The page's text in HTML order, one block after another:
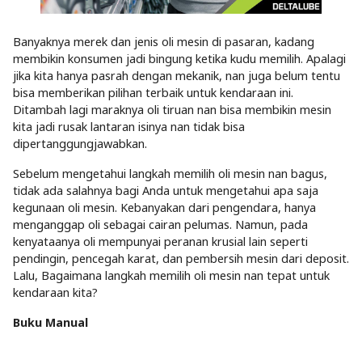
Banyaknya merek dan jenis oli mesin di pasaran, kadang
membikin konsumen jadi bingung ketika kudu memilih. Apalagi
jika kita hanya pasrah dengan mekanik, nan juga belum tentu
bisa memberikan pilihan terbaik untuk kendaraan ini.
Ditambah lagi maraknya oli tiruan nan bisa membikin mesin
kita jadi rusak lantaran isinya nan tidak bisa
dipertanggungjawabkan.
Sebelum mengetahui langkah memilih oli mesin nan bagus,
tidak ada salahnya bagi Anda untuk mengetahui apa saja
kegunaan oli mesin. Kebanyakan dari pengendara, hanya
menganggap oli sebagai cairan pelumas. Namun, pada
kenyataanya oli mempunyai peranan krusial lain seperti
pendingin, pencegah karat, dan pembersih mesin dari deposit.
Lalu, Bagaimana langkah memilih oli mesin nan tepat untuk
kendaraan kita?
Buku Manual